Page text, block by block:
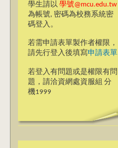
學生請以 學號@mcu.edu.tw
為帳號, 密碼為校務系統密
碼登入。
若需申請表單製作者權限，
請先行登入後填寫申請表單
若登入有問題或是權限有問
題，請洽資網處資服組 分
機1999